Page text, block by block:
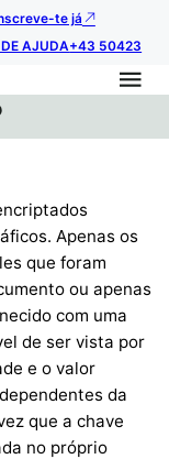
te já
AJUDA+43 50423
Apenas os
que foram
ou apenas
com uma
de ser vista por
e o valor
da
que a chave
no próprio